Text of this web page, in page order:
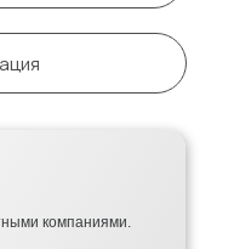
компаниями.